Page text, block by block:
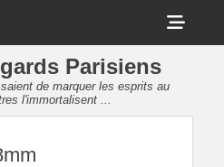
Parisiens
de marquer les esprits au
l'immortalisent ...